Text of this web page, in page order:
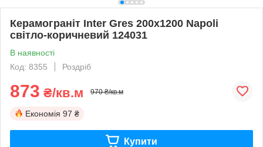
Керамограніт Inter Gres 200х1200 Napoli
світло-коричневий 124031
В наявності
Код: 8355
Роздріб
873 ₴/кв.м 970 ₴/кв.м
Економія 97 ₴
Купити